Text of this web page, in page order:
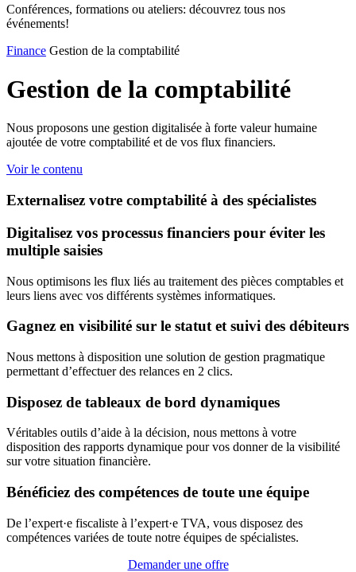
Conférences, formations ou ateliers: découvrez tous nos
événements!
Finance Gestion de la comptabilité
Gestion de la comptabilité
Nous proposons une gestion digitalisée à forte valeur humaine
ajoutée de votre comptabilité et de vos flux financiers.
Voir le contenu
Externalisez votre comptabilité à des spécialistes
Digitalisez vos processus financiers pour éviter les
multiple saisies
Nous optimisons les flux liés au traitement des pièces comptables et
leurs liens avec vos différents systèmes informatiques.
Gagnez en visibilité sur le statut et suivi des débiteurs
Nous mettons à disposition une solution de gestion pragmatique
permettant d’effectuer des relances en 2 clics.
Disposez de tableaux de bord dynamiques
Véritables outils d’aide à la décision, nous mettons à votre
disposition des rapports dynamique pour vos donner de la visibilité
sur votre situation financière.
Bénéficiez des compétences de toute une équipe
De l’expert·e fiscaliste à l’expert·e TVA, vous disposez des
compétences variées de toute notre équipes de spécialistes.
Demander une offre